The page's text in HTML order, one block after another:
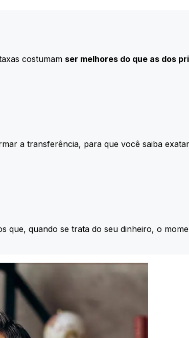
costumam ser melhores do que as dos
a transferência, para que você saiba
que, quando se trata do seu dinheiro, o